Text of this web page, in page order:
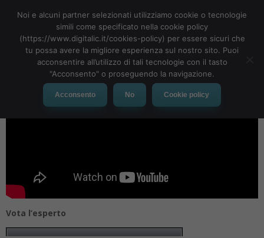
VMware Evolve 2018
Vota l’esperto
Noi e alcuni partner selezionati utilizziamo cookie o tecnologie
simili come specificato nella cookie policy
(https://www.digitalic.it/cookies-policy) per essere sicuri che
tu possa avere la migliore esperienza sul nostro sito. Puoi
acconsentire all’utilizzo di tali tecnologie con il tasto
"Acconsento" o proseguendo la navigazione.
Acconsento No Cookie policy